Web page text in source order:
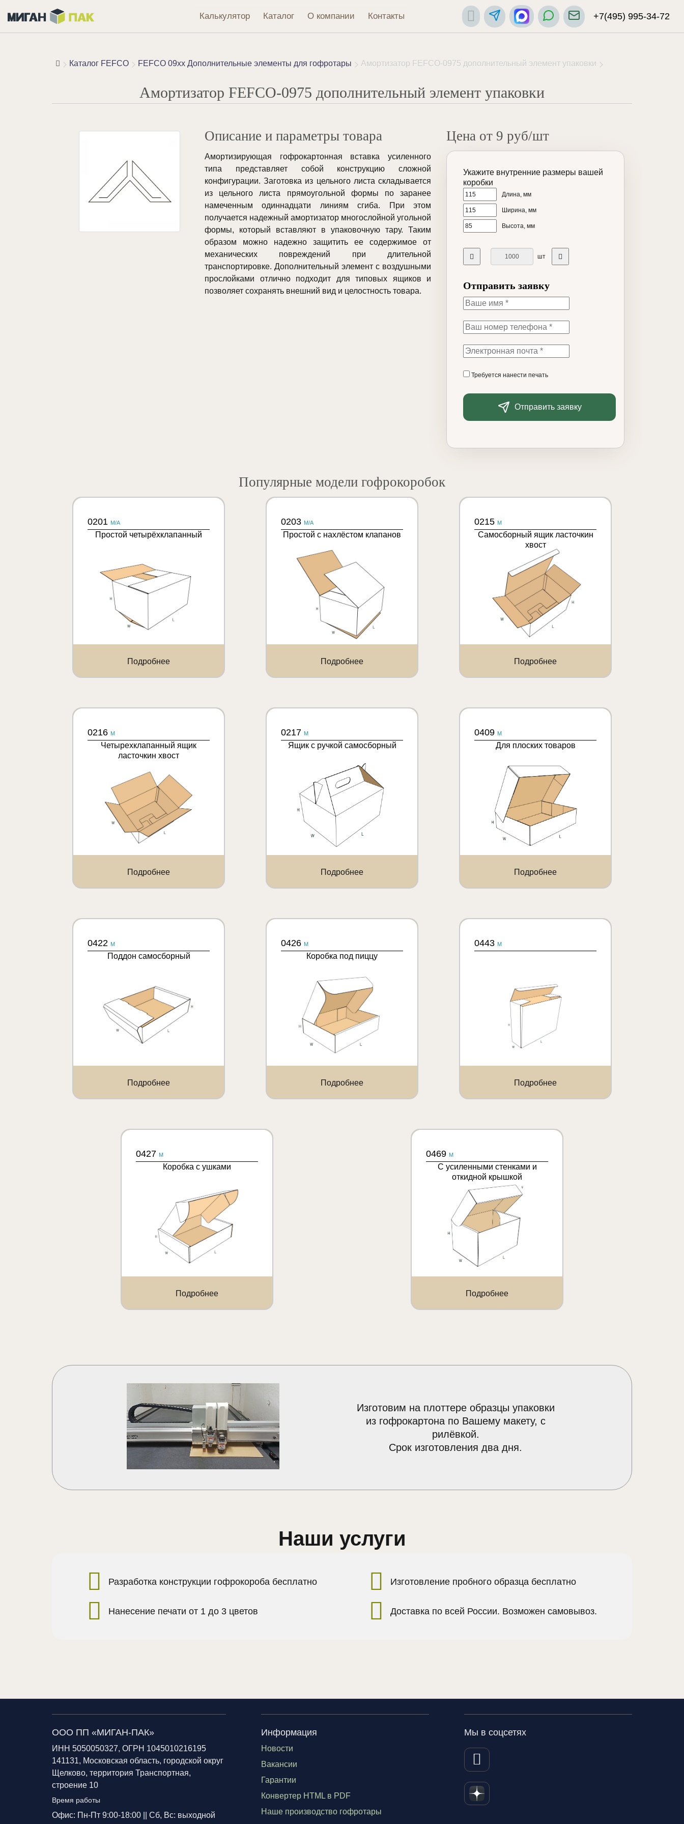
Калькулятор Каталог О компании Контакты +7(495) 995-34-72
Каталог FEFCO FEFCO 09xx Дополнительные элементы для гофротары Амортизатор FEFCO-0975 дополнительный элемент упаковки
Амортизатор FEFCO-0975 дополнительный элемент упаковки
Описание и параметры товара
Амортизирующая гофрокартонная вставка усиленного
типа представляет собой конструкцию сложной
конфигурации. Заготовка из цельного листа складывается
из цельного листа прямоугольной формы по заранее
намеченным одиннадцати линиям сгиба. При этом
получается надежный амортизатор многослойной угольной
формы, который вставляют в упаковочную тару. Таким
образом можно надежно защитить ее содержимое от
механических повреждений при длительной
транспортировке. Дополнительный элемент с воздушными
прослойками отлично подходит для типовых ящиков и
позволяет сохранять внешний вид и целостность товара.
Цена от 9 руб/шт
Укажите внутренние размеры вашей
коробки
Длина, мм
Ширина, мм
Высота, мм
шт
Отправить заявку
Требуется нанести печать
Отправить заявку
Популярные модели гофрокоробок
0201 M/A
Простой четырёхклапанный
Подробнее
0203 M/A
Простой с нахлёстом клапанов
Подробнее
0215 M
Самосборный ящик ласточкин
хвост
Подробнее
0216 M
Четырехклапанный ящик
ласточкин хвост
Подробнее
0217 M
Ящик с ручкой самосборный
Подробнее
0409 M
Для плоских товаров
Подробнее
0422 M
Поддон самосборный
Подробнее
0426 M
Коробка под пиццу
Подробнее
0443 M
Подробнее
0427 M
Коробка с ушками
Подробнее
0469 M
С усиленными стенками и
откидной крышкой
Подробнее
Изготовим на плоттере образцы упаковки
из гофрокартона по Вашему макету, с
рилёвкой.
Срок изготовления два дня.
Наши услуги
Разработка конструкции гофрокороба бесплатно
Нанесение печати от 1 до 3 цветов
Изготовление пробного образца бесплатно
Доставка по всей России. Возможен самовывоз.
ООО ПП «МИГАН-ПАК»
ИНН 5050050327, ОГРН 1045010216195
141131, Московская область, городской округ
Щелково, территория Транспортная,
строение 10
Время работы
Офис: Пн-Пт 9:00-18:00 || Сб, Вс: выходной
Информация
Новости
Вакансии
Гарантии
Конвертер HTML в PDF
Наше производство гофротары
Мы в соцсетях